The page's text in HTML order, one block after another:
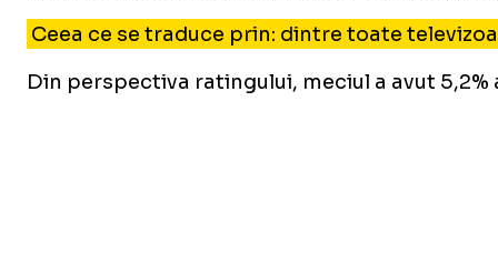
Ceea ce se traduce prin: dintre toate
Din perspectiva ratingului, meciul a avut